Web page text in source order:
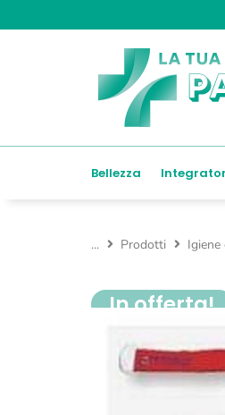
Bellezza
... Prodotti Igiene
In offerta!